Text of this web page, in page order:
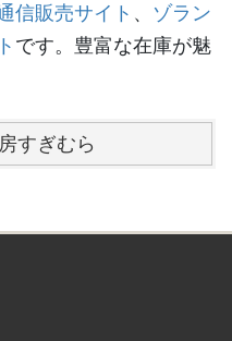
信販売サイト 、 ゾラン
です。豊富な在庫が魅
すぎむら